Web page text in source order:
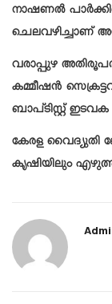
നാഷണൽ
ചെലവഴിച്ചാണ്
വരാപ്പുഴ
കമ്മീഷൻ
ബാപ്ടിസ്റ്റ്
കേരള വൈദ്യുതി
കൃഷിയിലും